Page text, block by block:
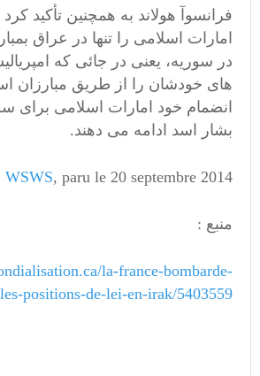
فرانسوآ هولاند به همچنین تأکید
امارات اسلامی را تنها در عراق
در سوریه، یعنی در جائی که
های خودشان را از طریق مبارزان
انضمام خود امارات اسلامی برای
بشار اسد ادامه می دهند.
WSWS, paru le 20 septembre 2014
منبع :
la-france-bombarde-
les-positions-de-lei-en-irak/5403559